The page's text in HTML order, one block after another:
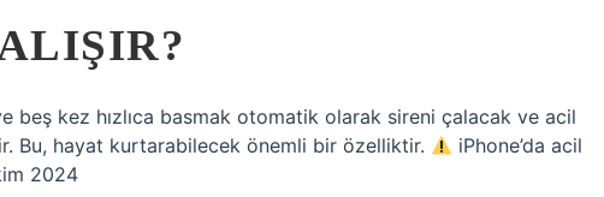
beş kez hızlıca basmak otomatik olarak sireni çalacak ve acil
Bu, hayat kurtarabilecek önemli bir özelliktir.
iPhone’da acil
2024